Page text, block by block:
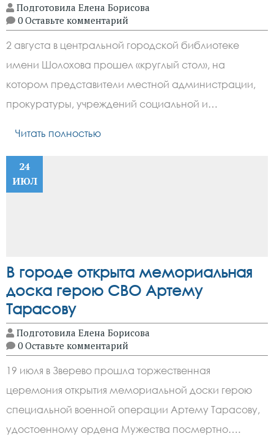
Подготовила Елена Борисова
0 Оставьте комментарий
2 августа в центральной городской библиотеке
имени Шолохова прошел «круглый стол», на
котором представители местной администрации,
прокуратуры, учреждений социальной и…
Читать полностью
24
ИЮЛ
В городе открыта мемориальная
доска герою СВО Артему
Тарасову
Подготовила Елена Борисова
0 Оставьте комментарий
19 июля в Зверево прошла торжественная
церемония открытия мемориальной доски герою
специальной военной операции Артему Тарасову,
удостоенному ордена Мужества посмертно….